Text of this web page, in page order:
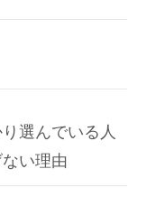
選んでいる人
い理由